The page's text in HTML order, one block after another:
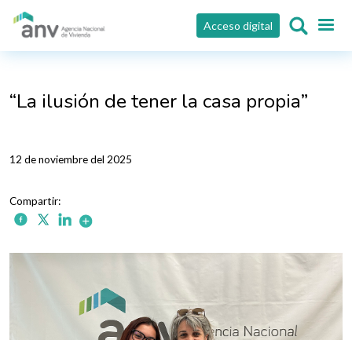
Pasar al contenido principal
Acceso digital
“La ilusión de tener la casa propia”
12 de noviembre del 2025